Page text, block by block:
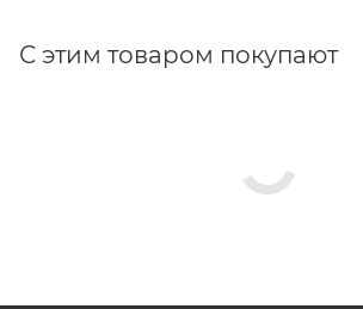
С этим товаром покупают